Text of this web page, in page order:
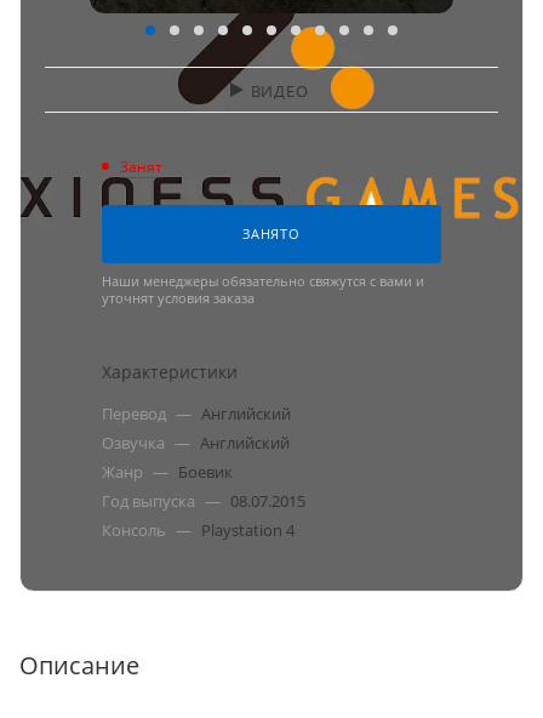
ВИДЕО
Занят
ЗАНЯТО
Наши менеджеры обязательно свяжутся с вами и
уточнят условия заказа
Характеристики
Перевод — Английский
Озвучка — Английский
Жанр — Боевик
Год выпуска — 08.07.2015
Консоль — Playstation 4
Описание